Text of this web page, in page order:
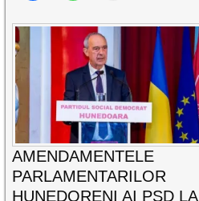
AMENDAMENTELE
PARLAMENTARILOR
HUNEDORENI AI PSD LA